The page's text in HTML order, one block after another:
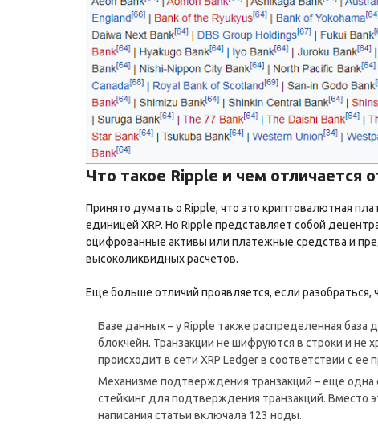
Что такое Ripple и чем отличается
Принято думать о Ripple, что это криптовалютная
единицей XRP. Но Ripple представляет собой
оцифрованные активы или платежные средства и
высоколиквидных расчетов.
Еще больше отличий проявляется, если разобраться,
Базе данных – у Ripple также распределенная база
блокчейн. Транзакции не шифруются в строки и не
происходит в сети XRP Ledger в соответствии с ее
Механизме подтверждения транзакций – еще одна
стейкинг для подтверждения транзакций. Вместо
написания статьи включала 123 ноды.